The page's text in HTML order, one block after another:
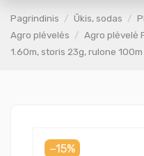
Pagrindinis Ūkis, sodas
Agro plėvelės
Agro plėvelė
1.60m, storis 23g, rulone 100m
−15%